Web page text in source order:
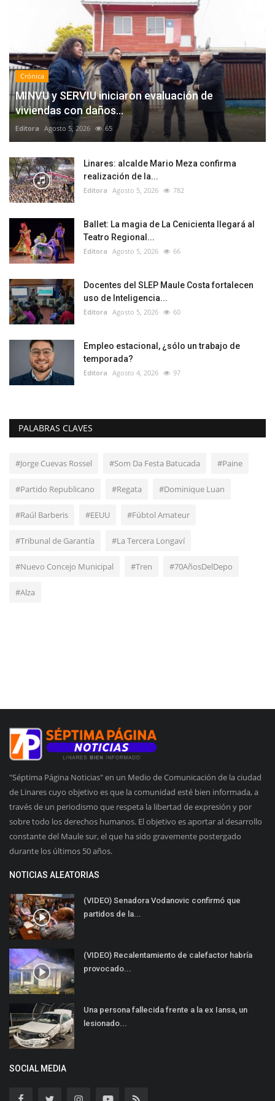
Crónica
MINVU y SERVIU iniciaron evaluación de
viviendas con daños...
Editora Agosto 5, 2026 65
Linares: alcalde Mario Meza confirma
realización de la...
Editora Agosto 5, 2026 782
Ballet: La magia de La Cenicienta llegará al
Teatro Regional...
Editora Agosto 5, 2026 66
Docentes del SLEP Maule Costa fortalecen
uso de Inteligencia...
Editora Agosto 5, 2026 60
Empleo estacional, ¿sólo un trabajo de
temporada?
Editora Agosto 4, 2026 97
PALABRAS CLAVES
#Jorge Cuevas Rossel #Som Da Festa Batucada #Paine
#Partido Republicano #Regata #Dominique Luan
#Raúl Barberis #EEUU #Fúbtol Amateur
#Tribunal de Garantía #La Tercera Longaví
#Nuevo Concejo Municipal #Tren #70AñosDelDepo
#Alza
"Séptima Página Noticias" en un Medio de Comunicación de la ciudad
de Linares cuyo objetivo es que la comunidad esté bien informada, a
través de un periodismo que respeta la libertad de expresión y por
sobre todo los derechos humanos. El objetivo es aportar al desarrollo
constante del Maule sur, el que ha sido gravemente postergado
durante los últimos 50 años.
NOTICIAS ALEATORIAS
(VIDEO) Senadora Vodanovic confirmó que
partidos de la...
(VIDEO) Recalentamiento de calefactor habría
provocado...
Una persona fallecida frente a la ex Iansa, un
lesionado...
SOCIAL MEDIA